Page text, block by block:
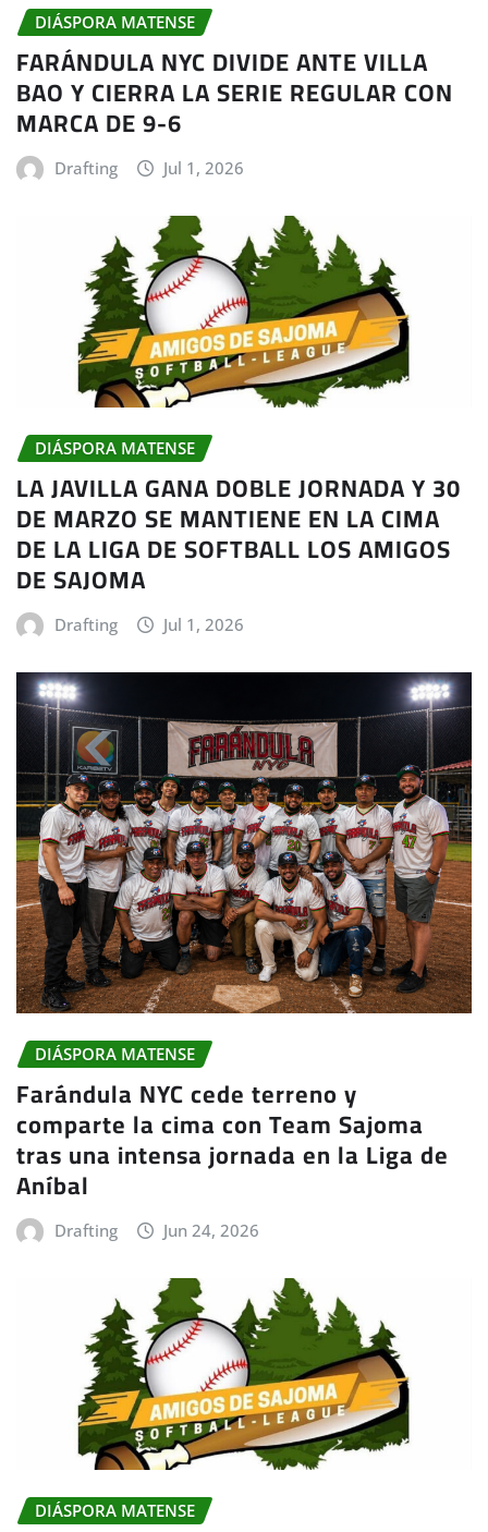
DIÁSPORA MATENSE
FARÁNDULA NYC DIVIDE ANTE VILLA
BAO Y CIERRA LA SERIE REGULAR CON
MARCA DE 9-6
Drafting Jul 1, 2026
DIÁSPORA MATENSE
LA JAVILLA GANA DOBLE JORNADA Y 30
DE MARZO SE MANTIENE EN LA CIMA
DE LA LIGA DE SOFTBALL LOS AMIGOS
DE SAJOMA
Drafting Jul 1, 2026
DIÁSPORA MATENSE
Farándula NYC cede terreno y
comparte la cima con Team Sajoma
tras una intensa jornada en la Liga de
Aníbal
Drafting Jun 24, 2026
DIÁSPORA MATENSE